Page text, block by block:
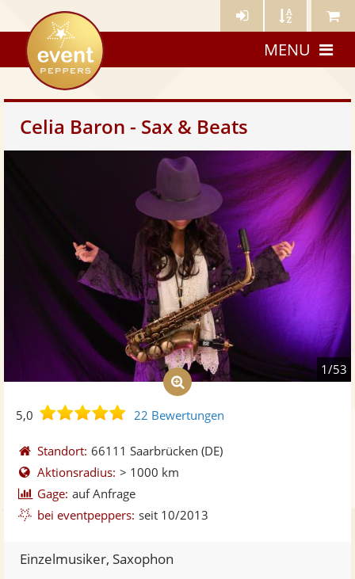
Künstler- Künstler Meine
eventpeppers
MENU
Celia Baron - Sax & Beats
1/53
5,0
5,0
5
Sternen
22 Bewertungen
Standort: 66111 Saarbrücken (DE)
Aktionsradius: > 1000 km
Gage: auf Anfrage
bei eventpeppers: seit 10/2013
Einzelmusiker, Saxophon